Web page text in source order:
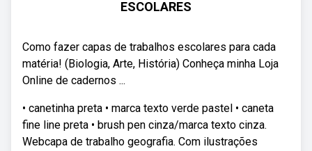
ESCOLARES
Como fazer capas de trabalhos escolares para cada
matéria! (Biologia, Arte, História) Conheça minha Loja
Online de cadernos ...
• canetinha preta • marca texto verde pastel • caneta
fine line preta • brush pen cinza/marca texto cinza.
Webcapa de trabalho geografia. Com ilustrações